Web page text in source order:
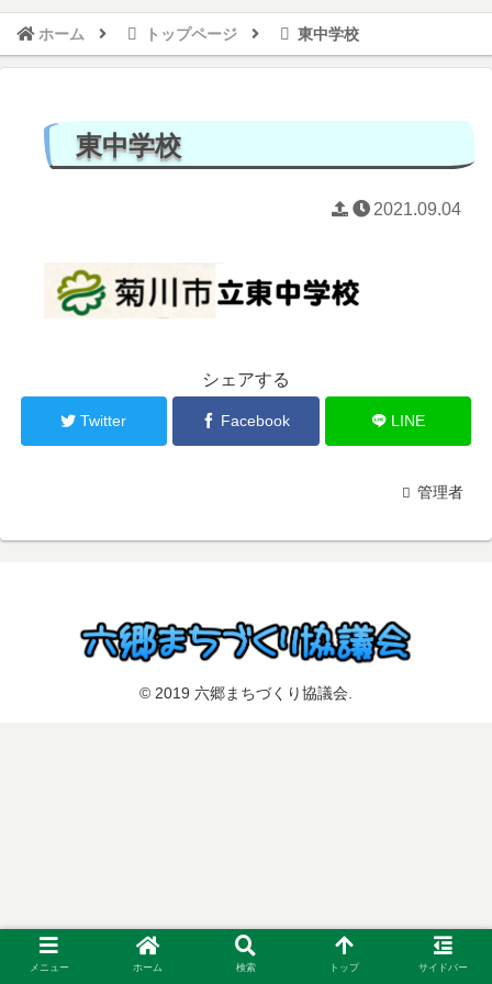
ホーム トップページ 東中学校
東中学校
2021.09.04
シェアする
Twitter Facebook LINE
管理者
© 2019 六郷まちづくり協議会.
メニュー ホーム 検索 トップ サイドバー